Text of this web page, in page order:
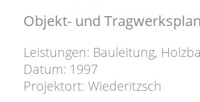
Objekt- und
Leistungen: Bauleitung,
Datum: 1997
Projektort: Wiederitzsch